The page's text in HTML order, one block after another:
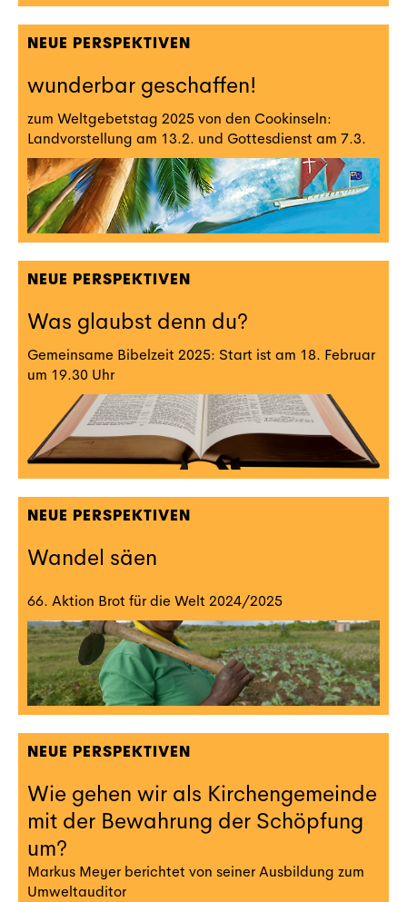
NEUE PERSPEKTIVEN
wunderbar geschaffen!
zum Weltgebetstag 2025 von den Cookinseln:
Landvorstellung am 13.2. und Gottesdienst am 7.3.
NEUE PERSPEKTIVEN
Was glaubst denn du?
Gemeinsame Bibelzeit 2025: Start ist am 18. Februar
um 19.30 Uhr
NEUE PERSPEKTIVEN
Wandel säen
66. Aktion Brot für die Welt 2024/2025‍
NEUE PERSPEKTIVEN
Wie gehen wir als Kirchengemeinde
mit der Bewahrung der Schöpfung
um?
Markus Meyer berichtet von seiner Ausbildung zum
Umweltauditor